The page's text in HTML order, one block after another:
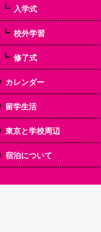
入学式
校外学習
修了式
カレンダー
留学生活
東京と学校周辺
宿泊について